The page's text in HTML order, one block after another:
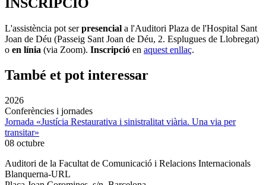
INSCRIPCIÓ
L'assistència pot serpresencial a l'Auditori Plaza de l'Hospital Sant
Joan de Déu (Passeig Sant Joan de Déu, 2. Esplugues de Llobregat)
o en línia (via Zoom). Inscripció en aquest enllaç.
També et pot interessar
2026
Conferències i jornades
Jornada «Justícia Restaurativa i sinistralitat viària. Una via per
transitar»
08 octubre
Auditori de la Facultat de Comunicació i Relacions Internacionals
Blanquerna-URL